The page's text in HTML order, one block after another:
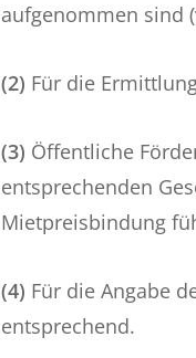
aufgenommen sind
(2) Für die
(3) Öffentliche
entsprechenden
Mietpreisbindung
(4) Für die Angabe
entsprechend.